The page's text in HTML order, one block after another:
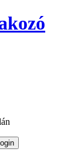
Login